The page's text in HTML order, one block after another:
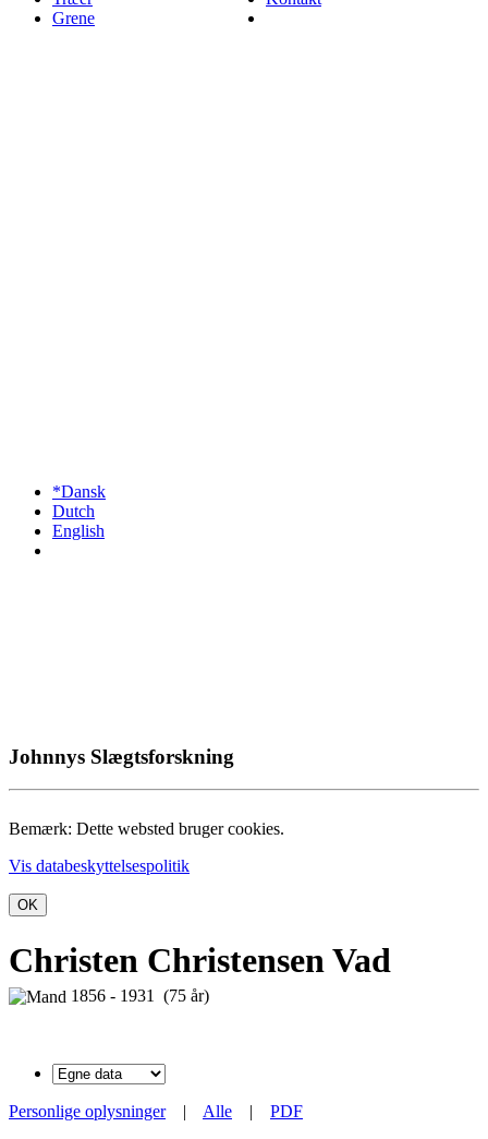
Grene
*Dansk
Dutch
English
Johnnys Slægtsforskning
Bemærk: Dette websted bruger cookies.
Vis databeskyttelsespolitik
OK
Christen Christensen Vad
1856 - 1931 (75 år)
Personlige oplysninger| Alle | PDF